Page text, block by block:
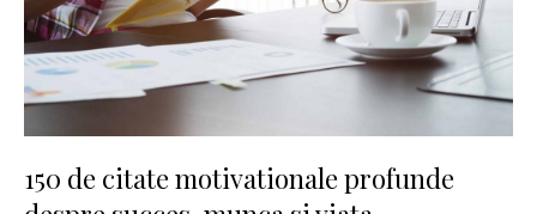
150 de citate motivationale profunde